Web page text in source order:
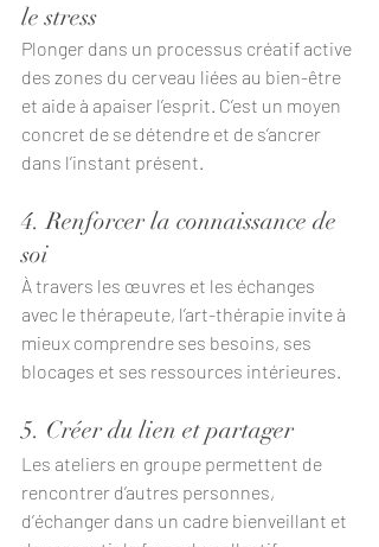
le stress
Plonger dans un processus créatif active
des zones du cerveau liées au bien-être
et aide à apaiser l’esprit. C’est un moyen
concret de se détendre et de s’ancrer
dans l’instant présent.
4. Renforcer la connaissance de
soi
À travers les œuvres et les échanges
avec le thérapeute, l’art-thérapie invite à
mieux comprendre ses besoins, ses
blocages et ses ressources intérieures.
5. Créer du lien et partager
Les ateliers en groupe permettent de
rencontrer d’autres personnes,
d’échanger dans un cadre bienveillant et